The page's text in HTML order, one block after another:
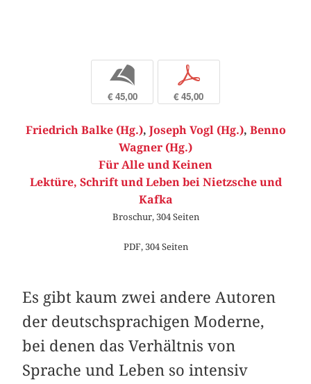
b
€ 45,00
p
€ 45,00
Friedrich Balke (Hg.), Joseph Vogl (Hg.), Benno
Wagner (Hg.)
Für Alle und Keinen
Lektüre, Schrift und Leben bei Nietzsche und
Kafka
Broschur, 304 Seiten
PDF, 304 Seiten
Es gibt kaum zwei andere Autoren
der deutschsprachigen Moderne,
bei denen das Verhältnis von
Sprache und Leben so intensiv